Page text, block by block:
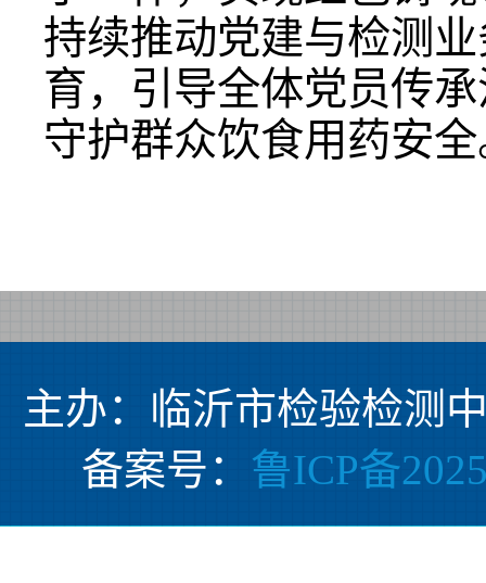
持续推动党建与检测
育，引导全体党员传
守护群众饮食用药安
主办：临沂市检验检
备案号： 鲁ICP备